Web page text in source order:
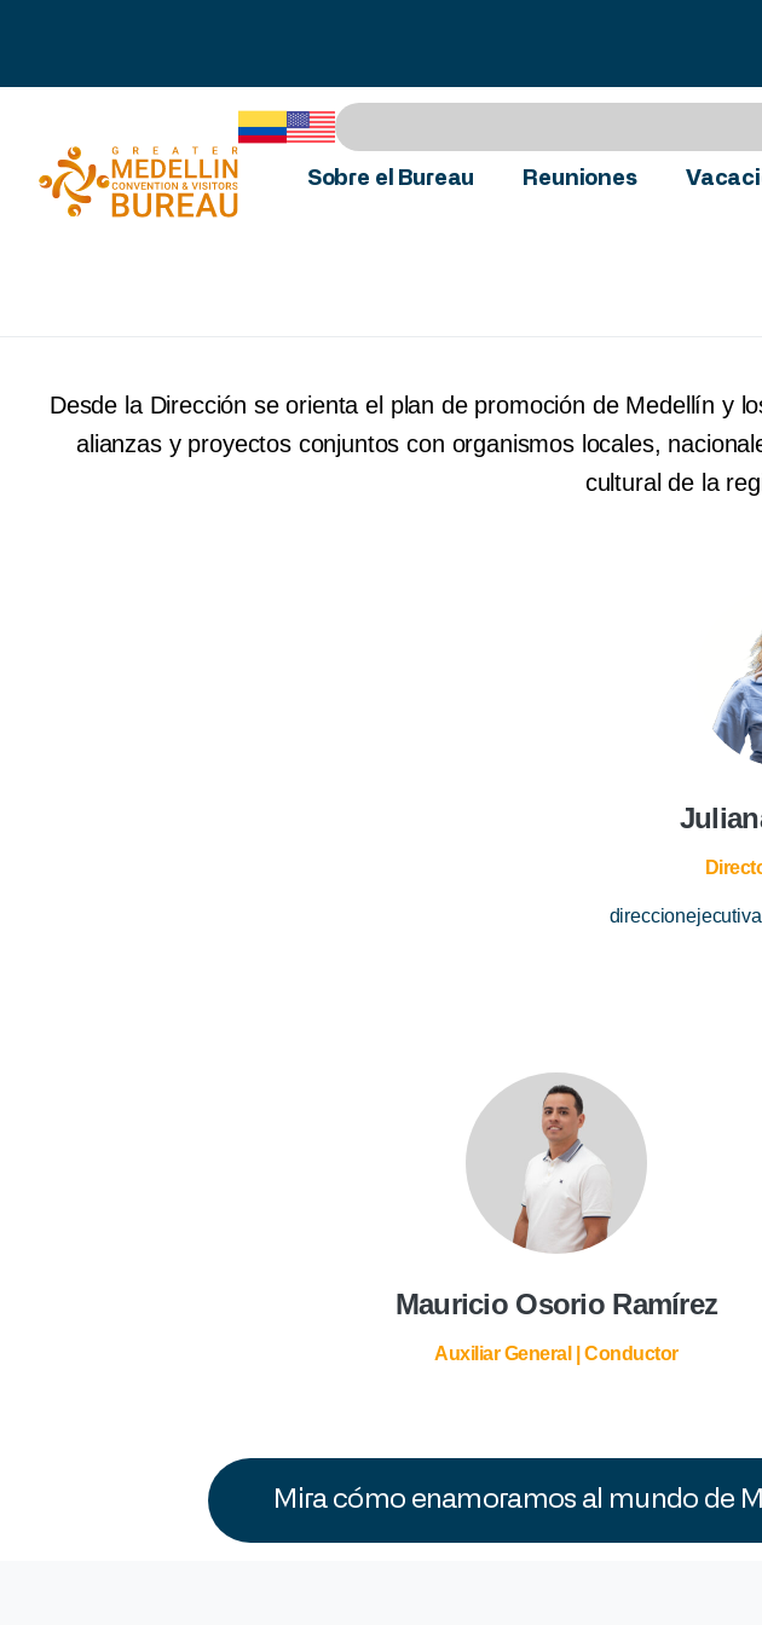
Sobre el Bureau Reuniones
Desde la Dirección se orienta el plan de promoción de Medellín y
alianzas y proyectos conjuntos con organismos locales,
cultural de la
Mauricio Osorio Ramírez
Auxiliar General | Conductor
Mira cómo enamoramos al mundo de